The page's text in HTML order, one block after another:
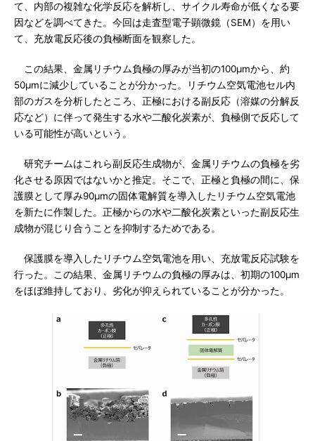
て、内部の複雑な化学反応を解析し、サイクル寿命が低くなる要
因などを調べてきた。今回は走査型電子顕微鏡（SEM）を用い
て、充放電反応後の負極断面を観察した。
この結果、金属リチウム負極の厚みが当初の100μmから、約
50μmに減少していることが分かった。リチウム空気電池セル内
部のガスを分析したところ、正極における副反応（溶媒の分解反
応など）に伴って発生する水や二酸化炭素が、負極側で反応して
いる可能性が高いという。
研究チームはこれら副反応生成物が、金属リチウムの負極を劣
化させる原因ではないかと推定。そこで、正極と負極の間に、保
護膜として厚み90μmの固体電解質を導入したリチウム空気電池
を新たに作製した。正極からの水や二酸化炭素といった副反応生
成物が混じり合うことを抑制するためである。
保護膜を導入したリチウム空気電池を用い、充放電反応試験を
行った。この結果、金属リチウムの負極の厚みは、初期の100μm
をほぼ維持しており、劣化が抑えられていることが分かった。